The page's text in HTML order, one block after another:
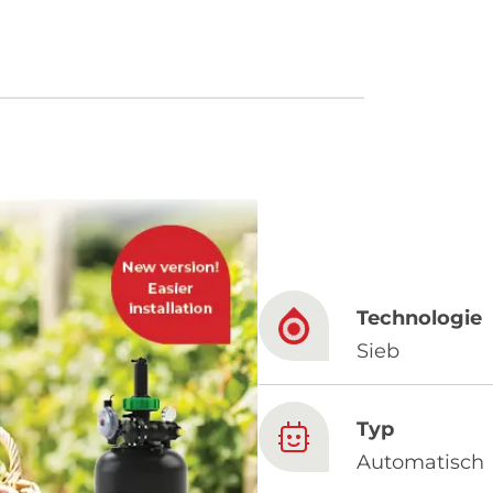
China
for you
Technologie
Sieb
Typ
Automatisch